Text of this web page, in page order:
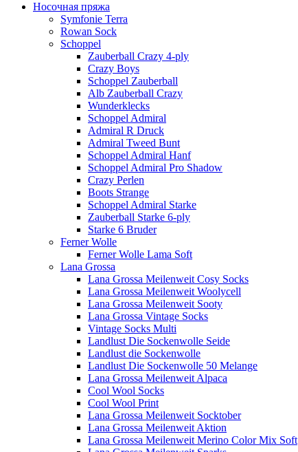
Носочная пряжа
Symfonie Terra
Rowan Sock
Schoppel
Zauberball Crazy 4-ply
Crazy Boys
Schoppel Zauberball
Alb Zauberball Crazy
Wunderklecks
Schoppel Admiral
Admiral R Druck
Admiral Tweed Bunt
Schoppel Admiral Hanf
Schoppel Admiral Pro Shadow
Crazy Perlen
Boots Strange
Schoppel Admiral Starke
Zauberball Starke 6-ply
Starke 6 Bruder
Ferner Wolle
Ferner Wolle Lama Soft
Lana Grossa
Lana Grossa Meilenweit Cosy Socks
Lana Grossa Meilenweit Woolycell
Lana Grossa Meilenweit Sooty
Lana Grossa Vintage Socks
Vintage Socks Multi
Landlust Die Sockenwolle Seide
Landlust die Sockenwolle
Landlust Die Sockenwolle 50 Melange
Lana Grossa Meilenweit Alpaca
Cool Wool Socks
Cool Wool Print
Lana Grossa Meilenweit Socktober
Lana Grossa Meilenweit Aktion
Lana Grossa Meilenweit Merino Color Mix Soft